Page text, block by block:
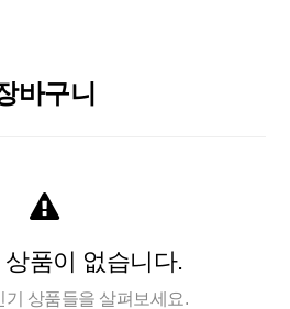
바구니
품이 없습니다.
기 상품들을 살펴보세요.